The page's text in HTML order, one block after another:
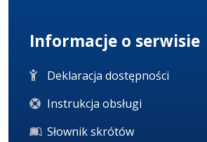
Informacje o serwisie
Deklaracja dostępności
Instrukcja obsługi
Słownik skrótów